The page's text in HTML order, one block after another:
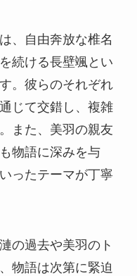
、自由奔放な椎名
続ける長壁颯とい
。彼らのそれぞれ
じて交錯し、複雑
また、美羽の親友
物語に深みを与
ったテーマが丁寧
の過去や美羽のト
物語は次第に緊迫